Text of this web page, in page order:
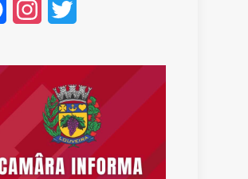
FacebookInstagram